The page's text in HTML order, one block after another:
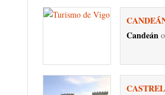
Candeán